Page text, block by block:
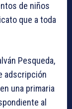
de niños
que a toda
Pesqueda,
adscripción
una primaria
al